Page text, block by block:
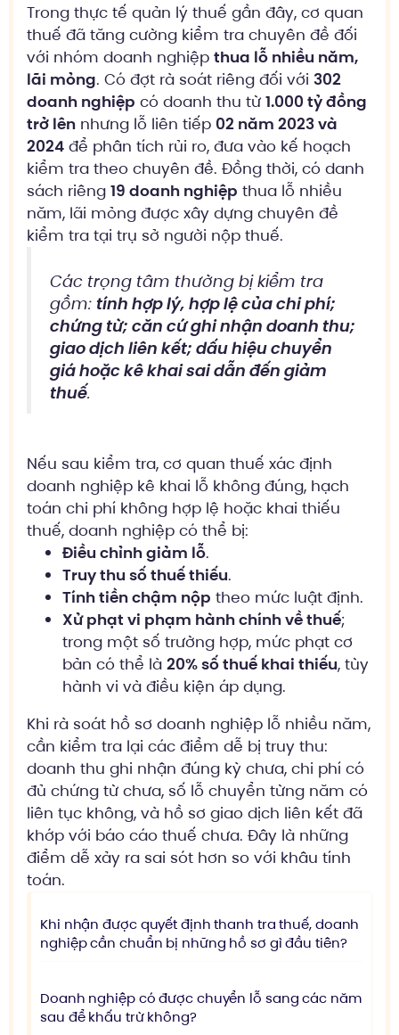
Trong thực tế quản lý thuế gần đây, cơ quan
thuế đã tăng cường kiểm tra chuyên đề đối
với nhóm doanh nghiệp thua lỗ nhiều năm,
lãi mỏng. Có đợt rà soát riêng đối với 302
doanh nghiệp có doanh thu từ 1.000 tỷ đồng
trở lên nhưng lỗ liên tiếp 02 năm 2023 và
2024 để phân tích rủi ro, đưa vào kế hoạch
kiểm tra theo chuyên đề. Đồng thời, có danh
sách riêng 19 doanh nghiệp thua lỗ nhiều
năm, lãi mỏng được xây dựng chuyên đề
kiểm tra tại trụ sở người nộp thuế.
Các trọng tâm thường bị kiểm tra
gồm: tính hợp lý, hợp lệ của chi phí;
chứng từ; căn cứ ghi nhận doanh thu;
giao dịch liên kết; dấu hiệu chuyển
giá hoặc kê khai sai dẫn đến giảm
thuế.
Nếu sau kiểm tra, cơ quan thuế xác định
doanh nghiệp kê khai lỗ không đúng, hạch
toán chi phí không hợp lệ hoặc khai thiếu
thuế, doanh nghiệp có thể bị:
Điều chỉnh giảm lỗ.
Truy thu số thuế thiếu.
Tính tiền chậm nộp theo mức luật định.
Xử phạt vi phạm hành chính về thuế;
trong một số trường hợp, mức phạt cơ
bản có thể là 20% số thuế khai thiếu, tùy
hành vi và điều kiện áp dụng.
Khi rà soát hồ sơ doanh nghiệp lỗ nhiều năm,
cần kiểm tra lại các điểm dễ bị truy thu:
doanh thu ghi nhận đúng kỳ chưa, chi phí có
đủ chứng từ chưa, số lỗ chuyển từng năm có
liên tục không, và hồ sơ giao dịch liên kết đã
khớp với báo cáo thuế chưa. Đây là những
điểm dễ xảy ra sai sót hơn so với khâu tính
toán.
Khi nhận được quyết định thanh tra thuế, doanh
nghiệp cần chuẩn bị những hồ sơ gì đầu tiên?
Doanh nghiệp có được chuyển lỗ sang các năm
sau để khấu trừ không?